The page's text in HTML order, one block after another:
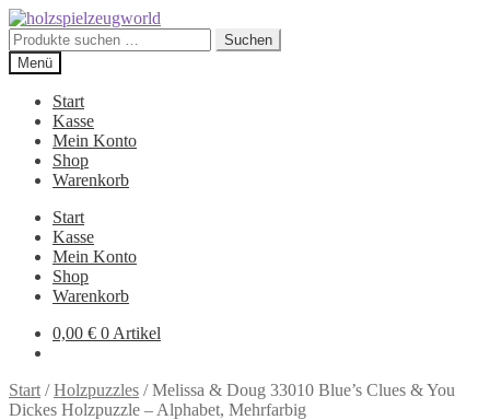
Zur
Navigation
springen
Zum
Inhalt
springen
Suchen
nach:
Suchen
Menü
Start
Kasse
Mein Konto
Shop
Warenkorb
Start
Kasse
Mein Konto
Shop
Warenkorb
0,00 € 0 Artikel
Start /Holzpuzzles /Melissa & Doug 33010 Blue’s Clues & You
Dickes Holzpuzzle – Alphabet, Mehrfarbig